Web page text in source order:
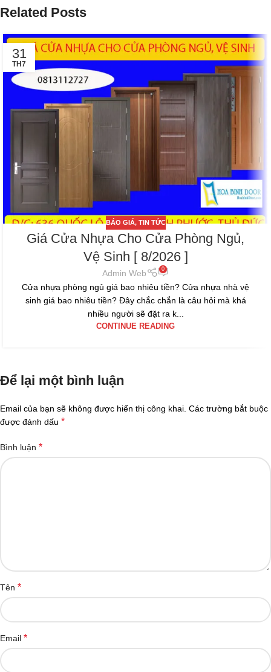
Related Posts
31
TH7
BÁO GIÁ, TIN TỨC
Giá Cửa Nhựa Cho Cửa Phòng Ngủ,
Vệ Sinh [ 8/2026 ]
Admin Web 0
Cửa nhựa phòng ngủ giá bao nhiêu tiền? Cửa nhựa nhà vệ
sinh giá bao nhiêu tiền? Đây chắc chắn là câu hỏi mà khá
nhiều người sẽ đặt ra k...
CONTINUE READING
Để lại một bình luận
Email của bạn sẽ không được hiển thị công khai. Các trường bắt buộc
được đánh dấu *
Bình luận *
Tên *
Email *